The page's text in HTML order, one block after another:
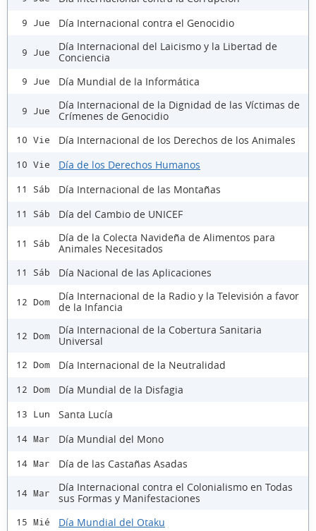
9 Jue Día Internacional contra el Genocidio
9 Jue
Día Internacional del Laicismo y la Libertad de
Conciencia
9 Jue Día Mundial de la Informática
9 Jue
Día Internacional de la Dignidad de las Víctimas de
Crímenes de Genocidio
10 Vie Día Internacional de los Derechos de los Animales
10 Vie Día de los Derechos Humanos
11 Sáb Día Internacional de las Montañas
11 Sáb Día del Cambio de UNICEF
11 Sáb
Día de la Colecta Navideña de Alimentos para
Animales Necesitados
11 Sáb Día Nacional de las Aplicaciones
12 Dom
Día Internacional de la Radio y la Televisión a favor
de la Infancia
12 Dom
Día Internacional de la Cobertura Sanitaria
Universal
12 Dom Día Internacional de la Neutralidad
12 Dom Día Mundial de la Disfagia
13 Lun Santa Lucía
14 Mar Día Mundial del Mono
14 Mar Día de las Castañas Asadas
14 Mar
Día Internacional contra el Colonialismo en Todas
sus Formas y Manifestaciones
15 Mié Día Mundial del Otaku